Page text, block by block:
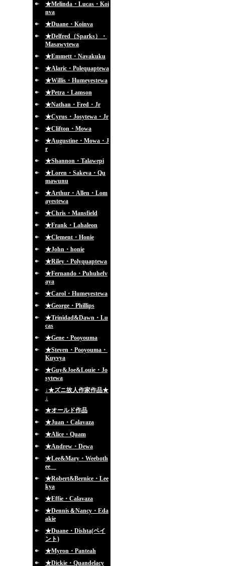
★Melinda・Lucas・Koi
nva
★Duane・Koinva
★Delfred（Sparks）・
Masawytewa
★Emmett・Navakuku
★Alaric・Polequaptewa
★Willis・Humeyestewa
★Petra・Lamson
★Nathan・Fred・Jr
★Cyrus・Josytewa・Jr
★Clifton・Mowa
★Augustine・Mowa・J
r
★Shannon・Talawepi
★Loren・Sakeva・Qu
mawunu
★Arthur・Allen・Lom
ayestewa
★Chris・Mansfield
★Frank・Lahaleon
★Clement・Honie
★John・honie
★Riley・Polyquaptewa
★Fernando・Puhuhefv
aya
★Carol・Humeyestewa
★George・Phillips
★Trinidad&Dawn・Lu
cas
★Gene・Pooyouma
★Steven・Pooyouma・
Kuyvya
★Guy&Joe&Louie・Jo
sytewa
↓★ズニ故人作家作品★
↓
★オールド作品
★Juan・Calavaza
★Alice・Quam
★Andrew・Dewa
★Lee&Mary・Weeboth
ee
★Robert&Bernice・Lee
kya
★Effie・Calavaza
★Dennis＆Nancy・Eda
akie
★Duane・Dishta(ペイ
ント)
★Myron・Panteah
★Dickie・Quandelacy